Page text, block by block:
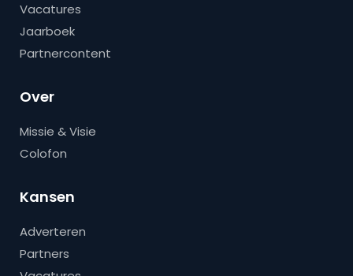
Vacatures
Jaarboek
Partnercontent
Over
Missie & Visie
Colofon
Kansen
Adverteren
Partners